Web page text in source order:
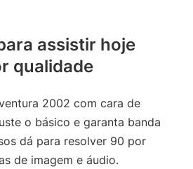
assistir hoje
qualidade
2002 com cara de
o básico e garanta banda
dá para resolver 90 por
de imagem e áudio.